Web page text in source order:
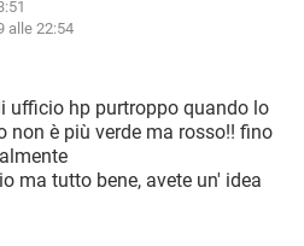
WINDOWS 10
FACEBOOK
WHATSAPP
FACEBOOK
ANDROID
WINDOWS 10
alle 22:54
ufficio hp purtroppo quando lo
non è più verde ma rosso!! fino
ma tutto bene, avete un' idea